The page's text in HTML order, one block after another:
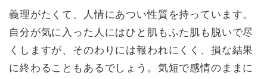
義理がたくて、人情にあつい性質を持っています。
自分が気に入った人にはひと肌もふた肌も脱いで尽
くしますが、そのわりには報われにくく、損な結果
に終わることもあるでしょう。気短で感情のままに